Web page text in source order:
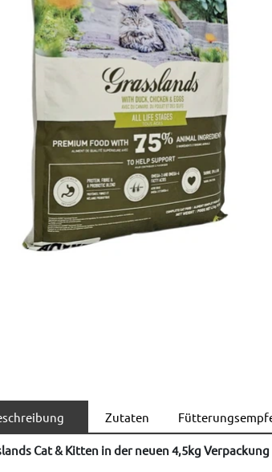
Zutaten
Cat & Kitten in der neuen 4,5kg